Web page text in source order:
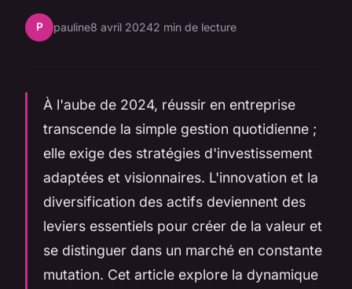
P pauline8 avril 20242 min de lecture
À l'aube de 2024, réussir en entreprise
transcende la simple gestion quotidienne ;
elle exige des stratégies d'investissement
adaptées et visionnaires. L'innovation et la
diversification des actifs deviennent des
leviers essentiels pour créer de la valeur et
se distinguer dans un marché en constante
mutation. Cet article explore la dynamique